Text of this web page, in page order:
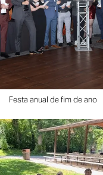
Festa anual de fim de ano